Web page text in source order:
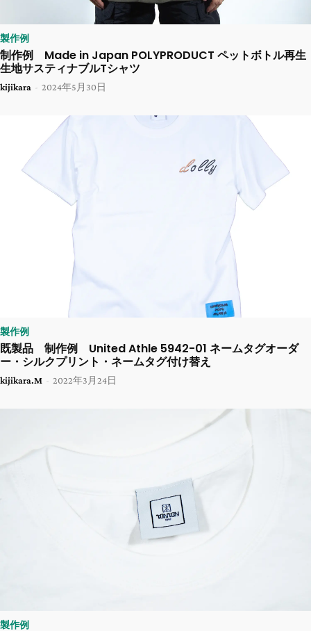
製作例
制作例 Made in Japan POLYPRODUCT ペットボトル再生
生地サスティナブルTシャツ
kijikara - 2024年5月30日
製作例
既製品 制作例 United Athle 5942-01 ネームタグオーダ
ー・シルクプリント・ネームタグ付け替え
kijikara.M - 2022年3月24日
製作例